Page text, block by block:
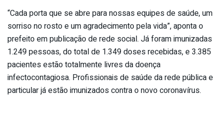
“Cada porta que se abre para nossas equipes de saúde, um
sorriso no rosto e um agradecimento pela vida”, aponta o
prefeito em publicação de rede social. Já foram imunizadas
1.249 pessoas, do total de 1.349 doses recebidas, e 3.385
pacientes estão totalmente livres da doença
infectocontagiosa. Profissionais de saúde da rede pública e
particular já estão imunizados contra o novo coronavírus.